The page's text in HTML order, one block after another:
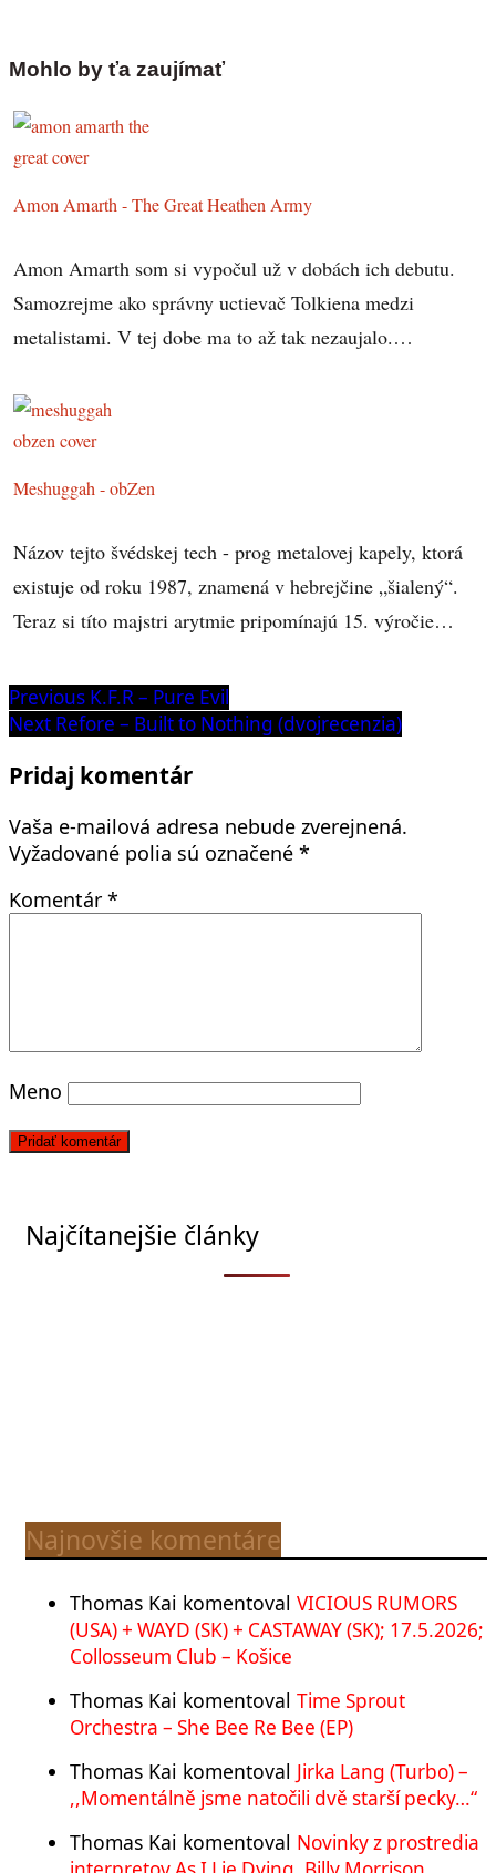
Mohlo by ťa zaujímať
Amon Amarth - The Great Heathen Army
Amon Amarth som si vypočul už v dobách ich debutu.
Samozrejme ako správny uctievač Tolkiena medzi
metalistami. V tej dobe ma to až tak nezaujalo.…
Meshuggah - obZen
Názov tejto švédskej tech - prog metalovej kapely, ktorá
existuje od roku 1987, znamená v hebrejčine „šialený“.
Teraz si títo majstri arytmie pripomínajú 15. výročie…
Navigácia
v
článku
Previous Previous
post:
K.F.R – Pure Evil
Next Next
Refore – Built to Nothing (dvojrecenzia)
Pridaj komentár
Vaša e-mailová adresa nebude zverejnená.
Vyžadované polia sú označené *
Komentár *
Meno
Najčítanejšie články
Najnovšie komentáre
Thomas Kai komentoval VICIOUS RUMORS
(USA) + WAYD (SK) + CASTAWAY (SK); 17.5.2026;
Collosseum Club – Košice
Thomas Kai komentoval Time Sprout
Orchestra – She Bee Re Bee (EP)
Thomas Kai komentoval Jirka Lang (Turbo) –
,,Momentálně jsme natočili dvě starší pecky…“
Thomas Kai komentoval Novinky z prostredia